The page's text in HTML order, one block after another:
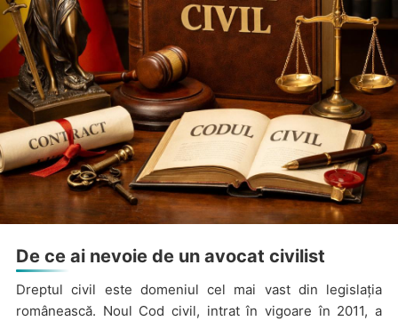
De ce ai nevoie de un avocat civilist
Dreptul civil este domeniul cel mai vast din legislația
românească. Noul Cod civil, intrat în vigoare în 2011, a